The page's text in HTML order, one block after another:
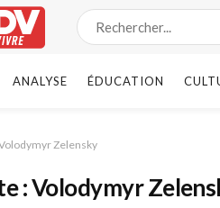
ANALYSE ÉDUCATION
Zelensky
:Volodymyr